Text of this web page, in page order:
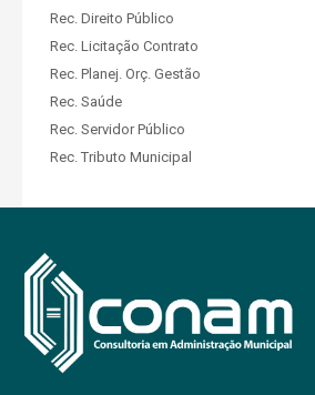
Rec. Direito Público
Rec. Licitação Contrato
Rec. Planej. Orç. Gestão
Rec. Saúde
Rec. Servidor Público
Rec. Tributo Municipal